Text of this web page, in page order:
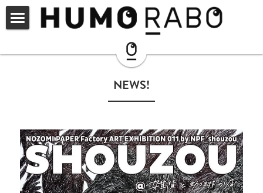
PARTNER
HUMORABO ?
NEWS!